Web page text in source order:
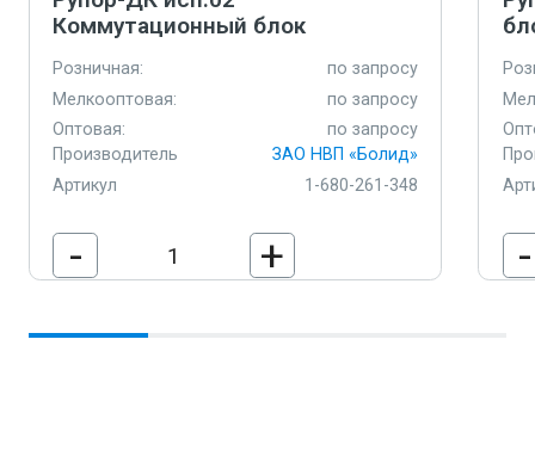
Коммутационный блок
Розничная:
по запросу
Мелкооптовая:
по запросу
Оптовая:
по запросу
Производитель
ЗАО НВП «Болид»
Артикул
1-680-261-348
- + -